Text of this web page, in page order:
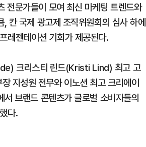
전문가들이 모여 최신 마케팅 트렌드와
칸 국제 광고제 조직위원회의 심사 하에
레젠테이션 기회가 제공된다.
크리스티 린드(Kristi Lind) 최고 고
지성원 전무와 이노션 최고 크리에이
브랜드 콘텐츠가 글로벌 소비자들의
다.